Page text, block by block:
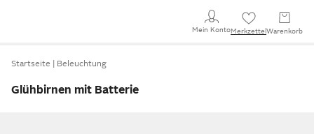
Mein KontoMerkzettel Warenkorb
Startseite Beleuchtung
Glühbirnen mit Batterie